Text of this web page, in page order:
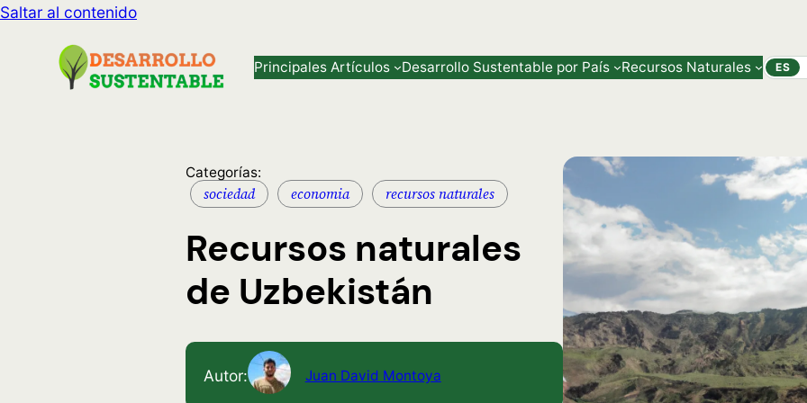
Saltar al contenido
Principales Artículos Desarrollo Sustentable por País Recursos Naturales ES
Categorías:
sociedad economia recursos naturales
Recursos naturales
de Uzbekistán
Autor: Juan David Montoya